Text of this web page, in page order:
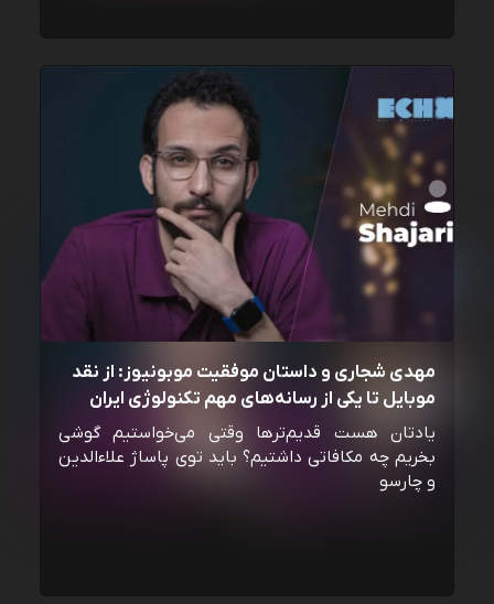
مهدی شجاری و داستان موفقیت موبونیوز: از نقد
موبایل تا یکی از رسانه‌‌های مهم تکنولوژی ایران
یادتان هست قدیم‌ترها وقتی می‌خواستیم گوشی
بخریم چه مکافاتی داشتیم؟ باید توی پاساژ علاءالدین
و چارسو